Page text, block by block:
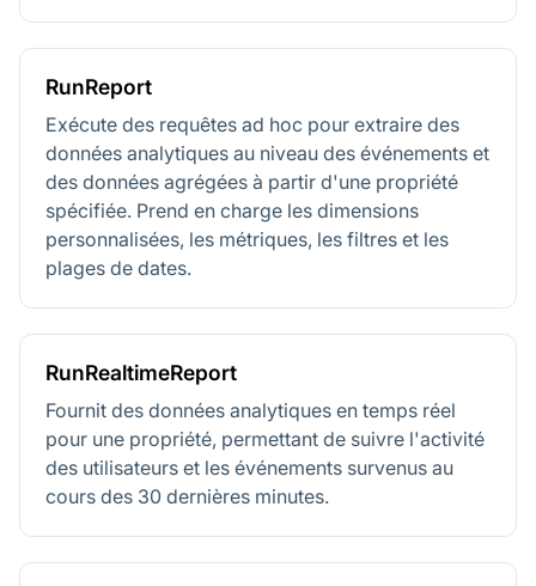
RunReport
Exécute des requêtes ad hoc pour extraire des
données analytiques au niveau des événements et
des données agrégées à partir d'une propriété
spécifiée. Prend en charge les dimensions
personnalisées, les métriques, les filtres et les
plages de dates.
RunRealtimeReport
Fournit des données analytiques en temps réel
pour une propriété, permettant de suivre l'activité
des utilisateurs et les événements survenus au
cours des 30 dernières minutes.